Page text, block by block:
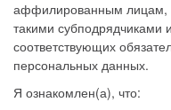
аффилированным лицам,
такими
соответствующих
персональных данных.
Я ознакомлен(а), что: